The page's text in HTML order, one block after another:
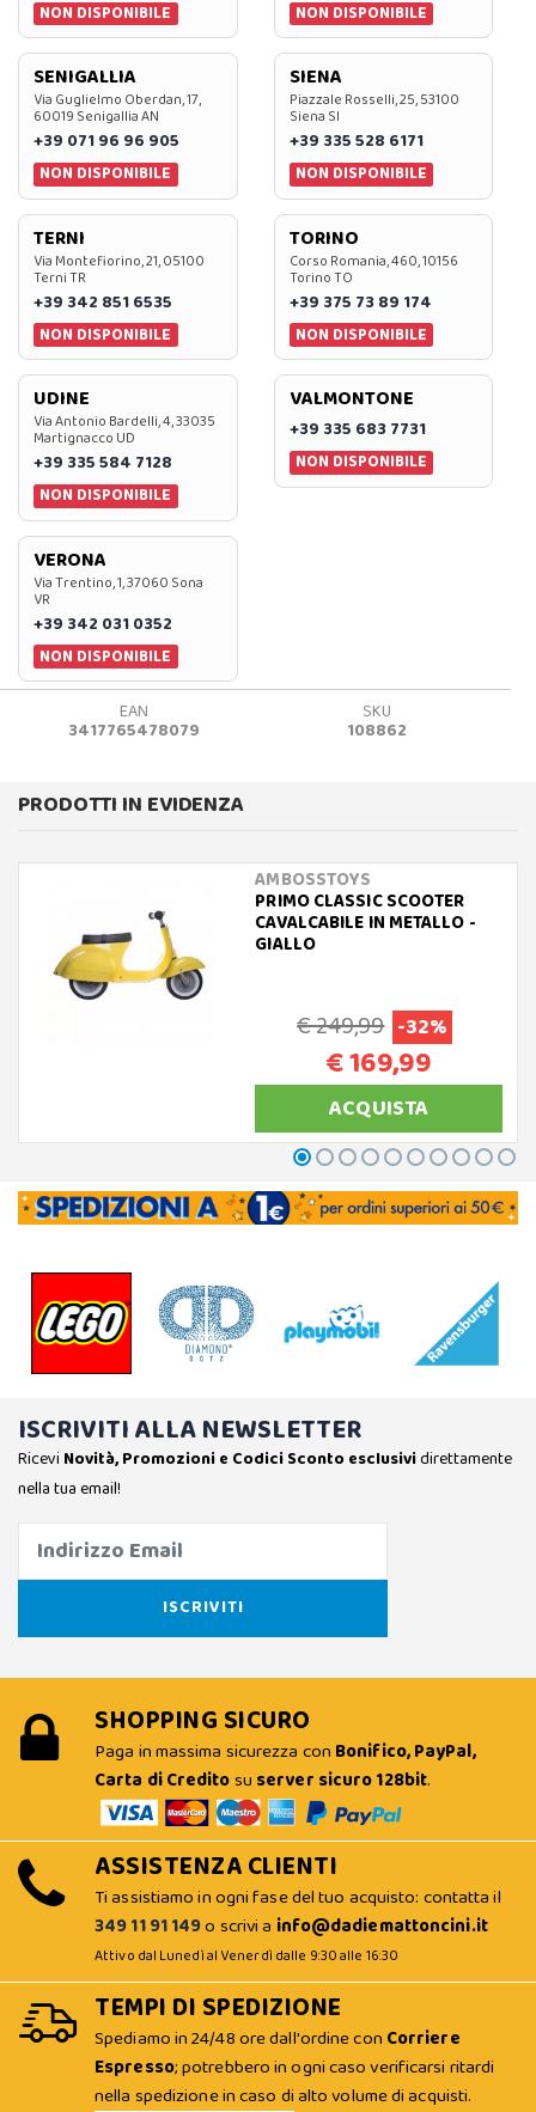
NON DISPONIBILE NON DISPONIBILE
SENIGALLIA
Via Guglielmo Oberdan, 17,
60019 Senigallia AN
+39 071 96 96 905
NON DISPONIBILE
SIENA
Piazzale Rosselli, 25, 53100
Siena SI
+39 335 528 6171
NON DISPONIBILE
TERNI
Via Montefiorino, 21, 05100
Terni TR
+39 342 851 6535
NON DISPONIBILE
TORINO
Corso Romania, 460, 10156
Torino TO
+39 375 73 89 174
NON DISPONIBILE
UDINE
Via Antonio Bardelli, 4, 33035
Martignacco UD
+39 335 584 7128
NON DISPONIBILE
VALMONTONE
+39 335 683 7731
NON DISPONIBILE
VERONA
Via Trentino, 1, 37060 Sona
VR
+39 342 031 0352
NON DISPONIBILE
EAN
3417765478079
SKU
108862
PRODOTTI IN EVIDENZA
AMBOSSTOYS
PRIMO CLASSIC SCOOTER
CAVALCABILE IN METALLO -
GIALLO
€ 249,99 -32%
€ 169,99
ACQUISTA
ISCRIVITI ALLA NEWSLETTER
Ricevi Novità, Promozioni e Codici Sconto esclusividirettamente
nella tua email!
SHOPPING SICURO
Paga in massima sicurezza con Bonifico, PayPal,
Carta di Creditosu server sicuro 128bit.
ASSISTENZA CLIENTI
Ti assistiamo in ogni fase del tuo acquisto: contatta il
349 11 91 149o scrivi a info@dadiemattoncini.it
Attivo dal Lunedì al Venerdì dalle 9:30 alle 16:30
TEMPI DI SPEDIZIONE
Spediamo in 24/48 ore dall'ordine con Corriere
Espresso; potrebbero in ogni caso verificarsi ritardi
nella spedizione in caso di alto volume di acquisti.